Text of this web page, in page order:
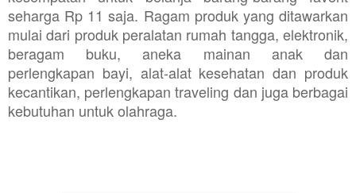
seharga Rp 11 saja. Ragam produk yang ditawarkan
mulai dari produk peralatan rumah tangga, elektronik,
beragam buku, aneka mainan anak dan
perlengkapan bayi, alat-alat kesehatan dan produk
kecantikan, perlengkapan traveling dan juga berbagai
kebutuhan untuk olahraga.